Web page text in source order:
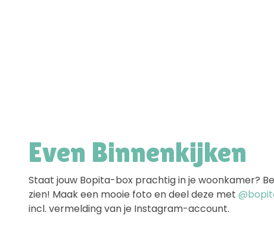
Even Binnenkijken
Staat jouw Bopita-box prachtig in je woonkamer?
zien! Maak een mooie foto en deel deze met
incl. vermelding van je Instagram-account.